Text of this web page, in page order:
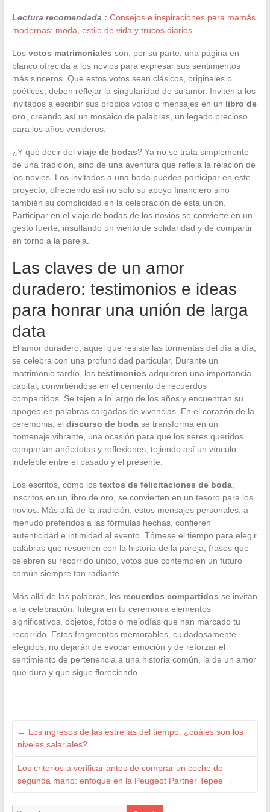
Lectura recomendada : Consejos e inspiraciones para mamás
modernas: moda, estilo de vida y trucos diarios
Los votos matrimoniales son, por su parte, una página en
blanco ofrecida a los novios para expresar sus sentimientos
más sinceros. Que estos votos sean clásicos, originales o
poéticos, deben reflejar la singularidad de su amor. Inviten a los
invitados a escribir sus propios votos o mensajes en un libro de
oro , creando así un mosaico de palabras, un legado precioso
para los años venideros.
¿Y qué decir del viaje de bodas? Ya no se trata simplemente
de una tradición, sino de una aventura que refleja la relación de
los novios. Los invitados a una boda pueden participar en este
proyecto, ofreciendo así no solo su apoyo financiero sino
también su complicidad en la celebración de esta unión.
Participar en el viaje de bodas de los novios se convierte en un
gesto fuerte, insuflando un viento de solidaridad y de compartir
en torno a la pareja.
Las claves de un amor
duradero: testimonios e ideas
para honrar una unión de larga
data
El amor duradero, aquel que resiste las tormentas del día a día,
se celebra con una profundidad particular. Durante un
matrimonio tardío, los testimonios adquieren una importancia
capital, convirtiéndose en el cemento de recuerdos
compartidos. Se tejen a lo largo de los años y encuentran su
apogeo en palabras cargadas de vivencias. En el corazón de la
ceremonia, el discurso de bodase transforma en un
homenaje vibrante, una ocasión para que los seres queridos
compartan anécdotas y reflexiones, tejiendo así un vínculo
indeleble entre el pasado y el presente.
Los escritos, como los textos de felicitaciones de boda,
inscritos en un libro de oro, se convierten en un tesoro para los
novios. Más allá de la tradición, estos mensajes personales, a
menudo preferidos a las fórmulas hechas, confieren
autenticidad e intimidad al evento. Tómese el tiempo para elegir
palabras que resuenen con la historia de la pareja, frases que
celebren su recorrido único, votos que contemplen un futuro
común siempre tan radiante.
Más allá de las palabras, los recuerdos compartidos se invitan
a la celebración. Integra en tu ceremonia elementos
significativos, objetos, fotos o melodías que han marcado tu
recorrido. Estos fragmentos memorables, cuidadosamente
elegidos, no dejarán de evocar emoción y de reforzar el
sentimiento de pertenencia a una historia común, la de un amor
que dura y que sigue floreciendo.
← Los ingresos de las estrellas del tiempo: ¿cuáles son los
niveles salariales?
Los criterios a verificar antes de comprar un coche de
segunda mano: enfoque en la Peugeot Partner Tepee →